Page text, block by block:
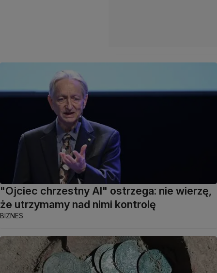
"Ojciec chrzestny AI" ostrzega: nie wierzę,
że utrzymamy nad nimi kontrolę
BIZNES